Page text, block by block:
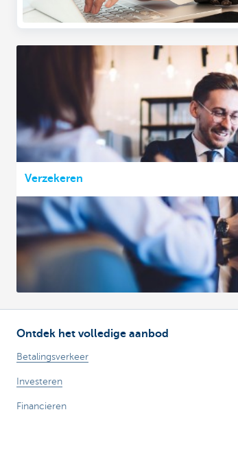
Verzekeren
Ontdek het volledige aanbod
Betalingsverkeer
Investeren
Financieren